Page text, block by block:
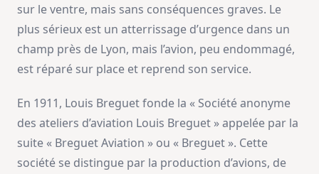
sur le ventre, mais sans conséquences graves. Le
plus sérieux est un atterrissage d’urgence dans un
champ près de Lyon, mais l’avion, peu endommagé,
est réparé sur place et reprend son service.
En 1911, Louis Breguet fonde la « Société anonyme
des ateliers d’aviation Louis Breguet » appelée par la
suite « Breguet Aviation » ou « Breguet ». Cette
société se distingue par la production d’avions, de